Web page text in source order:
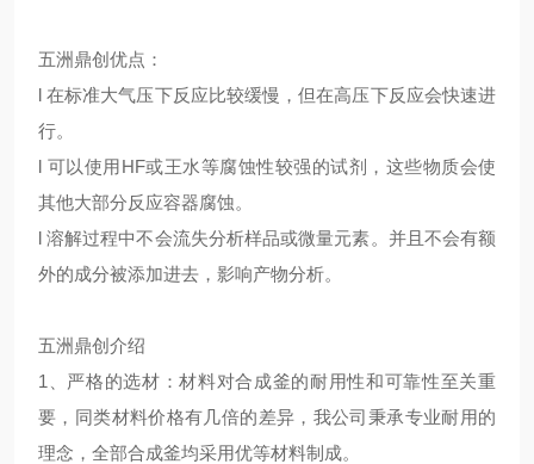
五洲鼎创 优点 ：
l 在标准大气压下反应比较缓慢，但在高压下反应会快速进
行。
l 可以使用HF或王水等腐蚀性较强的试剂，这些物质会使
其他大部分反应容器腐蚀。
l 溶解过程中不会流失分析样品或微量元素。并且不会有额
外的成分被添加进去，影响产物分析。
五洲鼎创 介绍
1、 严格的选材 ：材料对合成釜的耐用性和可靠性至关重
要，同类材料价格有几倍的差异，我公司秉承专业耐用的
理念，全部合成釜均采用优等材料制成。